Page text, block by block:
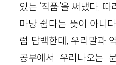
있는 ‘작품’을 써냈다.
마냥 쉽다는 뜻이 아니
럼 담백한데, 우리말과
공부에서 우러나오는